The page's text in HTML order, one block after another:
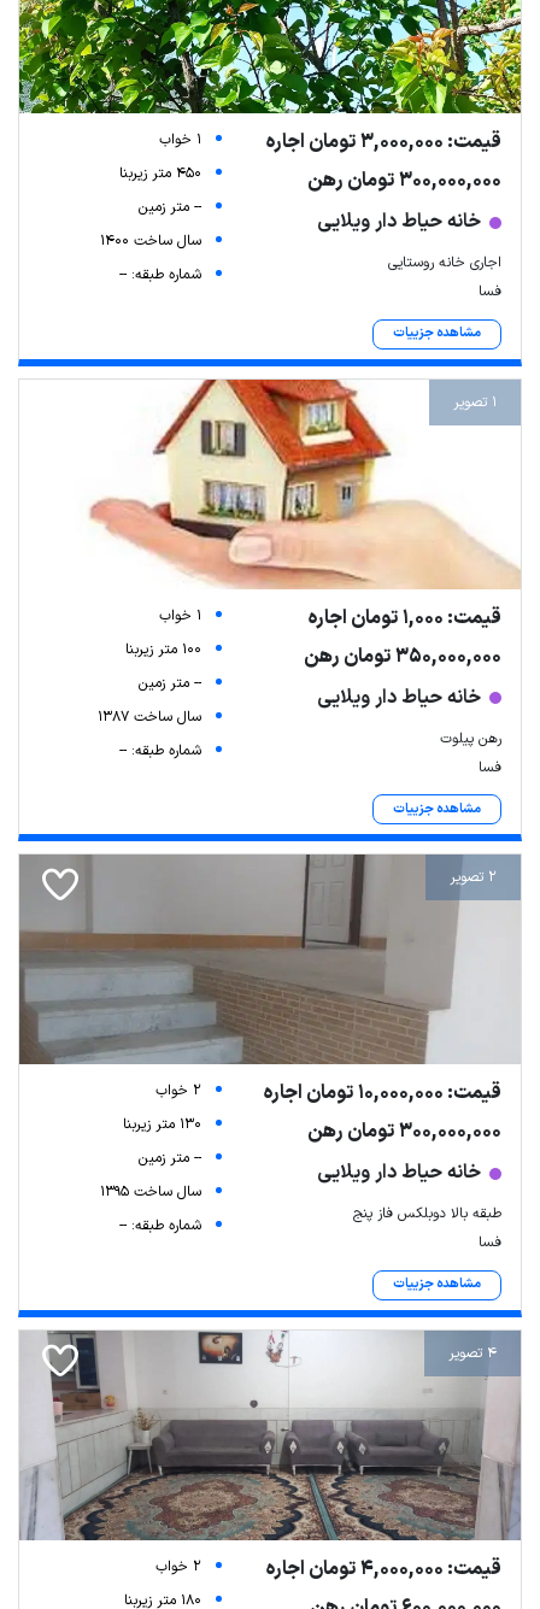
قیمت: 3,000,000 تومان اجاره
300,000,000 تومان رهن
خانه حیاط دار ویلایی
اجاری خانه روستایی
فسا
مشاهده جزییات
1 خواب
450 متر زیربنا
-- متر زمین
سال ساخت 1400
شماره طبقه: --
1 تصویر
قیمت: 1,000 تومان اجاره
350,000,000 تومان رهن
خانه حیاط دار ویلایی
رهن پیلوت
فسا
مشاهده جزییات
1 خواب
100 متر زیربنا
-- متر زمین
سال ساخت 1387
شماره طبقه: --
2 تصویر
قیمت: 10,000,000 تومان اجاره
300,000,000 تومان رهن
خانه حیاط دار ویلایی
طبقه بالا دوبلکس فاز پنج
فسا
مشاهده جزییات
2 خواب
130 متر زیربنا
-- متر زمین
سال ساخت 1395
شماره طبقه: --
4 تصویر
قیمت: 4,000,000 تومان اجاره
2 خواب
180 متر زیربنا